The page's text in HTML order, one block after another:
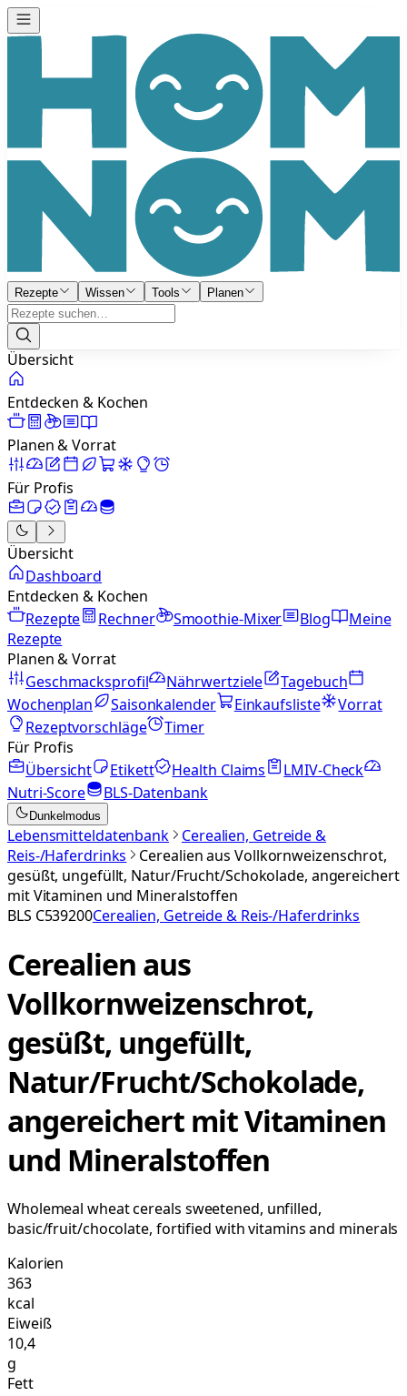
Rezepte Wissen Tools Planen
Übersicht
Entdecken & Kochen
Planen & Vorrat
Für Profis
Übersicht
Dashboard
Entdecken & Kochen
Rezepte
Rechner Smoothie-Mixer Blog
Meine
Rezepte
Planen & Vorrat
Geschmacksprofil
Nährwertziele
Tagebuch
Wochenplan
Saisonkalender Einkaufsliste
Vorrat
Rezeptvorschläge
Timer
Für Profis
Übersicht
Etikett Health Claims
LMIV-Check
Nutri-Score
BLS-Datenbank
Dunkelmodus
Lebensmitteldatenbank
Cerealien, Getreide &
Reis-/Haferdrinks
Cerealien aus Vollkornweizenschrot,
gesüßt, ungefüllt, Natur/Frucht/Schokolade, angereichert
mit Vitaminen und Mineralstoffen
BLS C539200Cerealien, Getreide & Reis-/Haferdrinks
Cerealien aus
Vollkornweizenschrot,
gesüßt, ungefüllt,
Natur/Frucht/Schokolade,
angereichert mit Vitaminen
und Mineralstoffen
Wholemeal wheat cereals sweetened, unfilled,
basic/fruit/chocolate, fortified with vitamins and minerals
Kalorien
363
kcal
Eiweiß
10,4
g
Fett